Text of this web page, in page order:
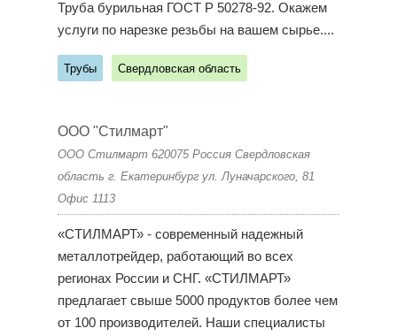
Труба бурильная ГОСТ Р 50278-92. Окажем
услуги по нарезке резьбы на вашем сырье....
Трубы Свердловская область
ООО "Стилмарт"
ООО Стилмарт 620075 Россия Свердловская
область г. Екатеринбург ул. Луначарского, 81
Офис 1113
«СТИЛМАРТ» - современный надежный
металлотрейдер, работающий во всех
регионах России и СНГ. «СТИЛМАРТ»
предлагает свыше 5000 продуктов более чем
от 100 производителей. Наши специалисты